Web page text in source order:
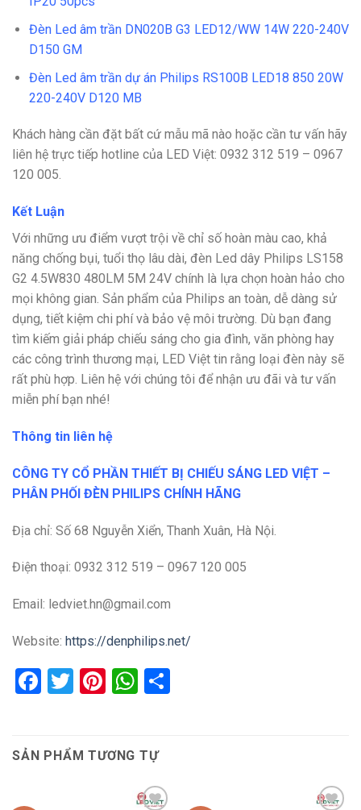
Đèn Led âm trần DN020B G3 LED12/WW 14W 220-240V
D150 GM
Đèn Led âm trần dự án Philips RS100B LED18 850 20W
220-240V D120 MB
Khách hàng cần đặt bất cứ mẫu mã nào hoặc cần tư vấn hãy
liên hệ trực tiếp hotline của LED Việt: 0932 312 519 – 0967
120 005.
Kết Luận
Với những ưu điểm vượt trội về chỉ số hoàn màu cao, khả
năng chống bụi, tuổi thọ lâu dài, đèn Led dây Philips LS158
G2 4.5W830 480LM 5M 24V chính là lựa chọn hoàn hảo cho
mọi không gian. Sản phẩm của Philips an toàn, dễ dàng sử
dụng, tiết kiệm chi phí và bảo vệ môi trường. Dù bạn đang
tìm kiếm giải pháp chiếu sáng cho gia đình, văn phòng hay
các công trình thương mại, LED Việt tin rằng loại đèn này sẽ
rất phù hợp. Liên hệ với chúng tôi để nhận ưu đãi và tư vấn
miễn phí bạn nhé!
Thông tin liên hệ
CÔNG TY CỔ PHẦN THIẾT BỊ CHIẾU SÁNG LED VIỆT –
PHÂN PHỐI ĐÈN PHILIPS CHÍNH HÃNG
Địa chỉ: Số 68 Nguyễn Xiển, Thanh Xuân, Hà Nội.
Điện thoại: 0932 312 519 – 0967 120 005
Email: ledviet.hn@gmail.com
Website: https://denphilips.net/
Facebook
Twitter
Pinterest
WhatsApp
SẢN PHẨM TƯƠNG TỰ